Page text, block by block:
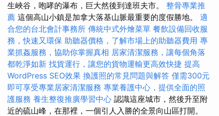
生峽谷，咆哮的瀑布，巨大然後到達班夫市。 整骨專業推
薦 這個高山小鎮是加拿大落基山脈最重要的度假勝地。 適
合您的台北會計事務所 傳統中式外燴菜單 餐飲設備回收服
務，快速又環保 助聽器價格，了解市場上的助聽器費用 專
業抓姦服務，協助你掌握真相 居家清潔服務，讓每個角落
都乾淨如新 找貨運行，讓您的貨物運輸更高效快捷 提高
WordPress SEO效果 換護照的常見問題與解答 僅需300元
即可享受專業居家清潔服務 專業養護中心，提供全面的照
護服務 養生整復推廣學習中心 認識這座城市，然後升至附
近的硫山峰，在那裡，一個引人入勝的全景向山區打開。